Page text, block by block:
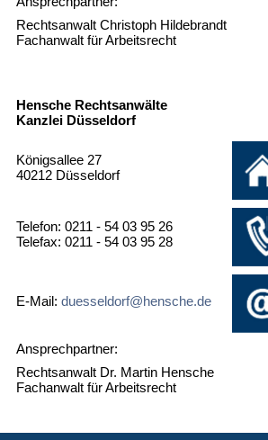
Rechtsanwalt Christoph Hildebrandt
Fachanwalt für Arbeitsrecht
Hensche Rechtsanwälte
Kanzlei Düsseldorf
Königsallee 27
40212 Düsseldorf
Telefon: 0211 - 54 03 95 26
Telefax: 0211 - 54 03 95 28
E-Mail: duesseldorf@hensche.de
Ansprechpartner:
Rechtsanwalt Dr. Martin Hensche
Fachanwalt für Arbeitsrecht